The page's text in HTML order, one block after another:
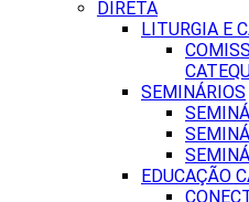
DIRETA
LITURGIA E
SEMINÁRIOS
EDUCAÇÃO